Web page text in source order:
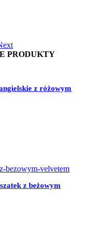
PRODUKTY
z różowym
z beżowym